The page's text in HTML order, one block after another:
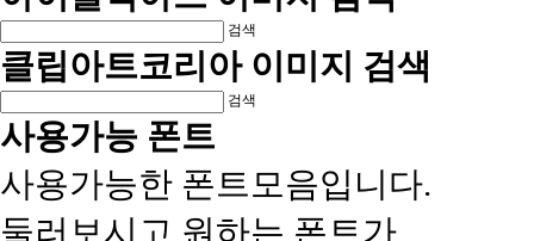
검색
클립아트코리아 이미지 검색
검색
사용가능 폰트
사용가능한 폰트모음입니다.
둘러보시고 원하는 폰트가